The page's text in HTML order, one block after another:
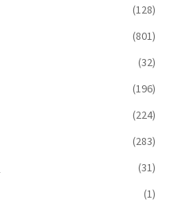
(128)
(801)
(32)
(196)
(224)
(283)
(31)
(1)